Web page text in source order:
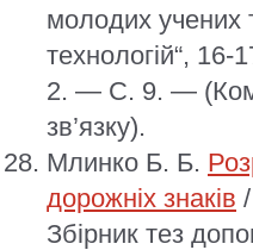
молодих учених
технологій“,
2. — С. 9. —
зв’язку).
Млинко Б. Б.
дорожніх знаків
Збірник тез